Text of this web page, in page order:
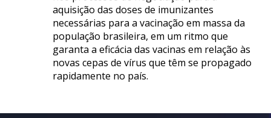
aquisição das doses de imunizantes
necessárias para a vacinação em massa da
população brasileira, em um ritmo que
garanta a eficácia das vacinas em relação às
novas cepas de vírus que têm se propagado
rapidamente no país.